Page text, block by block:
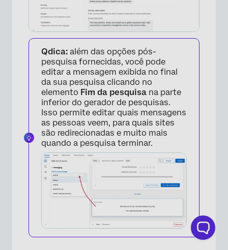
Qdica: além das opções pós-
pesquisa fornecidas, você pode
editar a mensagem exibida no final
da sua pesquisa clicando no
elemento Fim da pesquisa na parte
inferior do gerador de pesquisas.
Isso permite editar quais mensagens
as pessoas veem, para quais sites
são redirecionadas e muito mais
quando a pesquisa terminar.